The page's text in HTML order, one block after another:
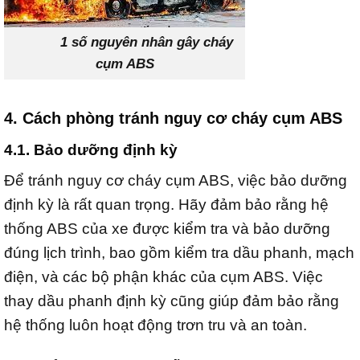
1 số nguyên nhân gây cháy
cụm ABS
4. Cách phòng tránh nguy cơ cháy cụm ABS
4.1. Bảo dưỡng định kỳ
Để tránh nguy cơ cháy cụm ABS, việc bảo dưỡng
định kỳ là rất quan trọng. Hãy đảm bảo rằng hệ
thống ABS của xe được kiểm tra và bảo dưỡng
đúng lịch trình, bao gồm kiểm tra dầu phanh, mạch
điện, và các bộ phận khác của cụm ABS. Việc
thay dầu phanh định kỳ cũng giúp đảm bảo rằng
hệ thống luôn hoạt động trơn tru và an toàn.